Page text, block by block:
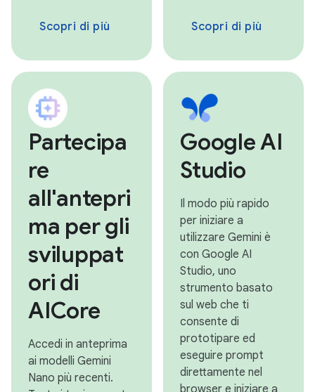
Scopri di più Scopri di più
Partecipa
re
all'antepri
ma per gli
sviluppat
ori di
AICore
Accedi in anteprima
ai modelli Gemini
Nano più recenti.
Google AI
Studio
Il modo più rapido
per iniziare a
utilizzare Gemini è
con Google AI
Studio, uno
strumento basato
sul web che ti
consente di
prototipare ed
eseguire prompt
direttamente nel